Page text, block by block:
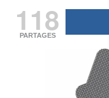
118
PARTAGES